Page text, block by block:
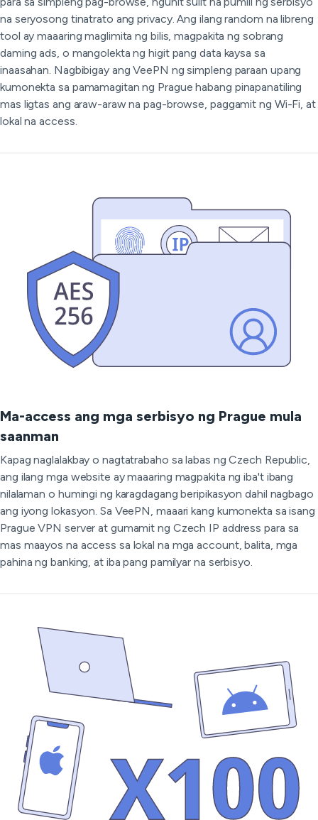
na seryosong tinatrato ang privacy. Ang ilang random na libreng
tool ay maaaring maglimita ng bilis, magpakita ng sobrang
daming ads, o mangolekta ng higit pang data kaysa sa
inaasahan. Nagbibigay ang VeePN ng simpleng paraan upang
kumonekta sa pamamagitan ng Prague habang pinapanatiling
mas ligtas ang araw-araw na pag-browse, paggamit ng Wi-Fi, at
lokal na access.
Ma-access ang mga serbisyo ng Prague mula
saanman
Kapag naglalakbay o nagtatrabaho sa labas ng Czech Republic,
ang ilang mga website ay maaaring magpakita ng iba't ibang
nilalaman o humingi ng karagdagang beripikasyon dahil nagbago
ang iyong lokasyon. Sa VeePN, maaari kang kumonekta sa isang
Prague VPN server at gumamit ng Czech IP address para sa
mas maayos na access sa lokal na mga account, balita, mga
pahina ng banking, at iba pang pamilyar na serbisyo.